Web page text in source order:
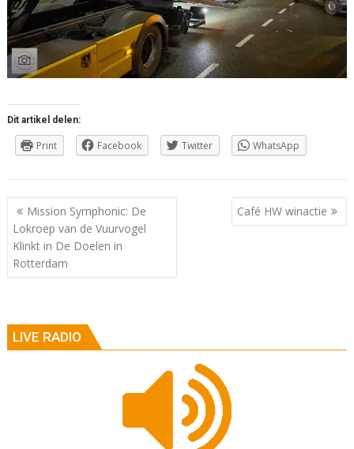
Dit artikel delen:
Print Facebook Twitter WhatsApp
Berichtnavigatie
Mission Symphonic: De
Lokroep van de Vuurvogel
Klinkt in De Doelen in
Rotterdam
Café HW winactie
LIVE RADIO